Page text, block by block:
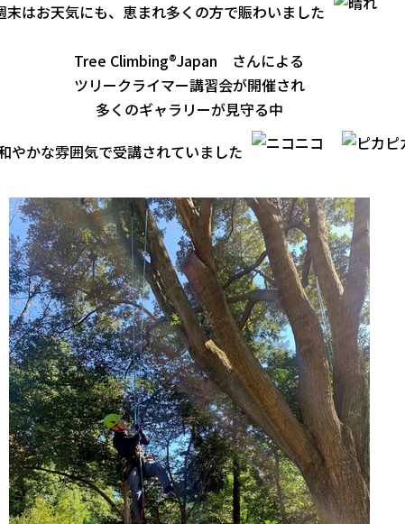
末はお天気にも、恵まれ多くの方で賑わいました
Tree Climbing®Japan さんによる
ツリークライマー講習会が開催され
多くのギャラリーが見守る中
やかな雰囲気で受講されていました